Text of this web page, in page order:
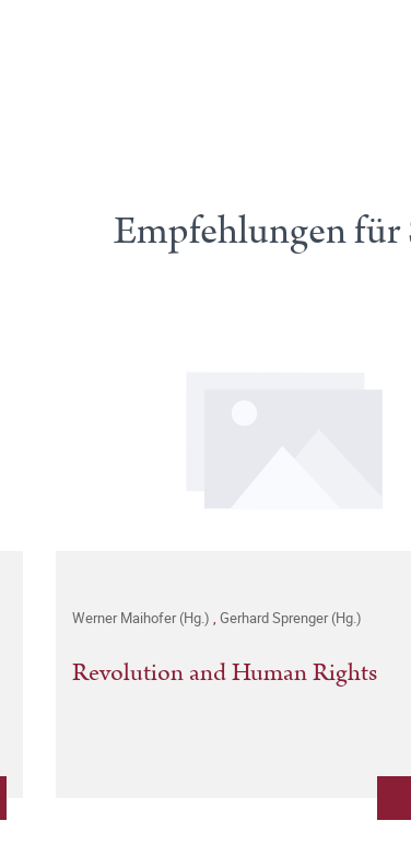
Empfehlungen für
Werner Maihofer (Hg.) Gerhard Sprenger (Hg.)
Revolution and Human Rights